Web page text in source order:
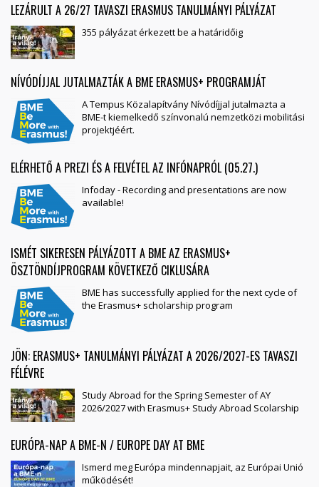
LEZÁRULT A 26/27 TAVASZI ERASMUS TANULMÁNYI PÁLYÁZAT
355 pályázat érkezett be a határidőig
NÍVÓDÍJJAL JUTALMAZTÁK A BME ERASMUS+ PROGRAMJÁT
A Tempus Közalapítvány Nívódíjjal jutalmazta a
BME-t kiemelkedő színvonalú nemzetközi mobilitási
projektjéért.
ELÉRHETŐ A PREZI ÉS A FELVÉTEL AZ INFÓNAPRÓL (05.27.)
Infoday - Recording and presentations are now
available!
ISMÉT SIKERESEN PÁLYÁZOTT A BME AZ ERASMUS+
ÖSZTÖNDÍJPROGRAM KÖVETKEZŐ CIKLUSÁRA
BME has successfully applied for the next cycle of
the Erasmus+ scholarship program
JÖN: ERASMUS+ TANULMÁNYI PÁLYÁZAT A 2026/2027-ES TAVASZI
FÉLÉVRE
Study Abroad for the Spring Semester of AY
2026/2027 with Erasmus+ Study Abroad Scolarship
EURÓPA-NAP A BME-N / EUROPE DAY AT BME
Ismerd meg Európa mindennapjait, az Európai Unió
működését!